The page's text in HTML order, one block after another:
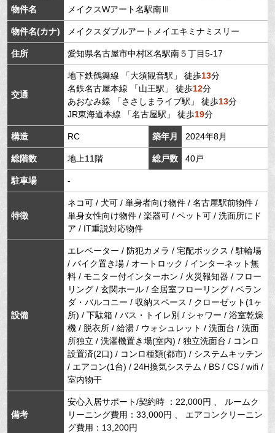
物件名 メイクスWアート名駅南Ⅲ
物件名(カナ) メイクスダブルアートメイエキミナミスリー
住所 愛知県名古屋市中村区名駅南５丁目5-17
交通
地下鉄鶴舞線 「大須観音駅 」 徒歩13分
名鉄名古屋本線 「山王駅 」 徒歩12分
あおなみ線 「ささしまライブ駅 」 徒歩13分
JR東海道本線 「名古屋駅 」 徒歩19分
構造 RC 築年月 2024年8月
総階数 地上11階 総戸数 40戸
駐車場 -
特徴
ネコ可 / 犬可 / 単身者向け物件 / 名古屋駅前物件 /
単身女性向け物件 / 楽器可 / ペット可 / 洗面所にド
ア / IT重説対応物件
設備
エレベーター / 防犯カメラ / 宅配ボックス / 駐輪場
/ バイク置き場 / オートロック / インターネット無
料 / モニター付インターホン / 火災報知器 / フロー
リング / 玄関ホール / 全居室フローリング / ベラン
ダ・バルコニー / 収納スペース / クローゼット(1ヶ
所) / 下駄箱 / バス・トイレ別 / シャワー / 浴室乾燥
機 / 脱衣所 / 給湯 / ウォシュレット / 洗面台 / 洗面
所独立 / 洗濯機置き場(室内) / 独立洗面台 / コンロ
設置済(2口) / コンロ種類(都市) / システムキッチン
/ エアコン(1台) / 24H換気システム / BS / CS / wifi /
室内物干
備考
安心入居サポート/契約時 ：22,000円 、 ルームク
リーニング費用：33,000円 、 エアコンクリーニン
グ費用：13,200円